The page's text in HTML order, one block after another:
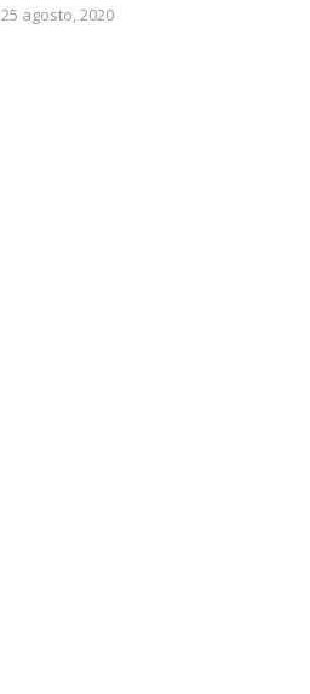
25 agosto, 2020